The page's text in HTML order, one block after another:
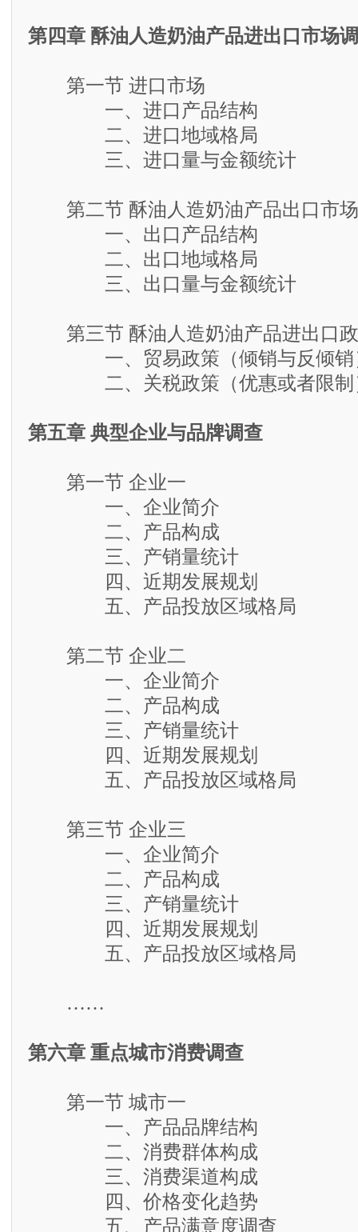
第四章 酥油人造奶油产品进出口市场
第一节 进口市场
一、进口产品结构
二、进口地域格局
三、进口量与金额统计
第二节 酥油人造奶油产品出口市场
一、出口产品结构
二、出口地域格局
三、出口量与金额统计
第三节 酥油人造奶油产品进出口
一、贸易政策（倾销与反倾销
二、关税政策（优惠或者限制
第五章 典型企业与品牌调查
第一节 企业一
一、企业简介
二、产品构成
三、产销量统计
四、近期发展规划
五、产品投放区域格局
第二节 企业二
一、企业简介
二、产品构成
三、产销量统计
四、近期发展规划
五、产品投放区域格局
第三节 企业三
一、企业简介
二、产品构成
三、产销量统计
四、近期发展规划
五、产品投放区域格局
……
第六章 重点城市消费调查
第一节 城市一
一、产品品牌结构
二、消费群体构成
三、消费渠道构成
四、价格变化趋势
五、产品满意度调查